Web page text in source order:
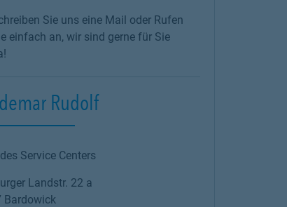
and
Sie uns eine Mail oder Rufen
einfach an, wir sind gerne für Sie
Rudolf
Service Centers
Landstr. 22 a
Bardowick